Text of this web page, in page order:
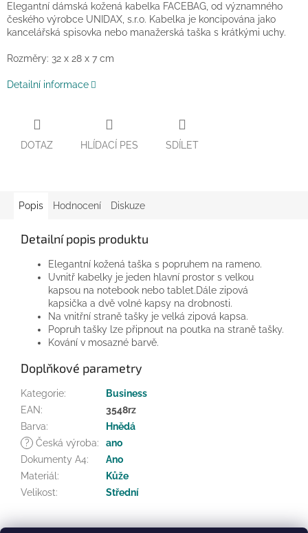
Elegantní dámská kožená kabelka FACEBAG, od významného
českého výrobce UNIDAX, s.r.o. Kabelka je koncipována jako
kancelářská spisovka nebo manažerská taška s krátkými uchy.
Rozměry: 32 x 28 x 7 cm
Detailní informace
DOTAZ HLÍDACÍ PES SDÍLET
Popis Hodnocení Diskuze
Detailní popis produktu
Elegantní kožená taška s popruhem na rameno.
Uvnitř kabelky je jeden hlavní prostor s velkou
kapsou na notebook nebo tablet.Dále zipová
kapsička a dvě volné kapsy na drobnosti.
Na vnitřní straně tašky je velká zipová kapsa.
Popruh tašky lze připnout na poutka na straně tašky.
Kování v mosazné barvě.
Doplňkové parametry
Kategorie:
Business
EAN:
3548rz
Barva:
Hnědá
?
Česká výroba:
ano
Dokumenty A4:
Ano
Materiál :
Kůže
Velikost: Střední